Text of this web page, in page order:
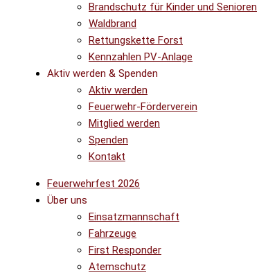
Brandschutz für Kinder und Senioren
Waldbrand
Rettungskette Forst
Kennzahlen PV-Anlage
Aktiv werden & Spenden
Aktiv werden
Feuerwehr-Förderverein
Mitglied werden
Spenden
Kontakt
Feuerwehrfest 2026
Über uns
Einsatzmannschaft
Fahrzeuge
First Responder
Atemschutz